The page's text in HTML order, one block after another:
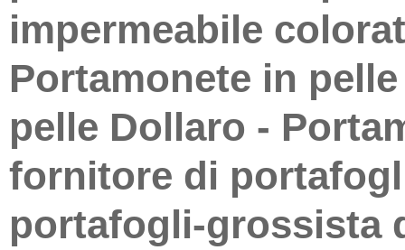
impermeabile
Portamonete in
pelle Dollaro -
fornitore di
portafogli-grossista